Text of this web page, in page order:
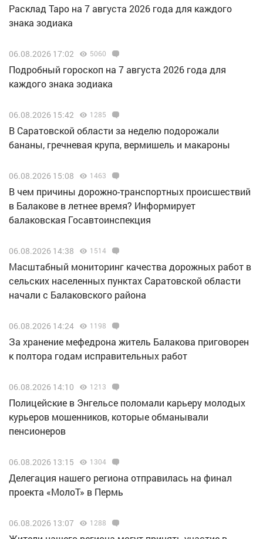
Расклад Таро на 7 августа 2026 года для каждого
знака зодиака
06.08.2026 17:02 5060
Подробный гороскоп на 7 августа 2026 года для
каждого знака зодиака
06.08.2026 15:42 1285
В Саратовской области за неделю подорожали
бананы, гречневая крупа, вермишель и макароны
06.08.2026 15:08 1463
В чем причины дорожно-транспортных происшествий
в Балакове в летнее время? Информирует
балаковская Госавтоинспекция
06.08.2026 14:38 1514
Масштабный мониторинг качества дорожных работ в
сельских населенных пунктах Саратовской области
начали с Балаковского района
06.08.2026 14:24 1198
За хранение мефедрона житель Балакова приговорен
к полтора годам исправительных работ
06.08.2026 14:10 1213
Полицейские в Энгельсе поломали карьеру молодых
курьеров мошенников, которые обманывали
пенсионеров
06.08.2026 13:15 1304
Делегация нашего региона отправилась на финал
проекта «МолоТ» в Пермь
06.08.2026 13:07 1288